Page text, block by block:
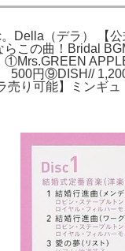
Della（デラ） 【
この曲！Bridal
①Mrs.GREEN
円⑨DISH//
り可能】ミンギュ